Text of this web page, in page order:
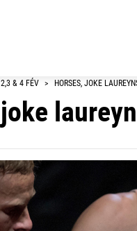
& 4 FÉV > HORSES, JOKE